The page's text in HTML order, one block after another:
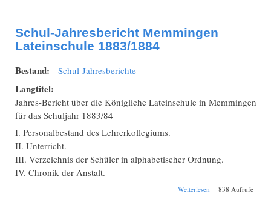
Schul-Jahresbericht Memmingen
Lateinschule 1883/1884
Bestand: Schul-Jahresberichte
Langtitel:
Jahres-Bericht über die Königliche Lateinschule in Memmingen
für das Schuljahr 1883/84
I. Personalbestand des Lehrerkollegiums.
II. Unterricht.
III. Verzeichnis der Schüler in alphabetischer Ordnung.
IV. Chronik der Anstalt.
Weiterlesen über Schul-
838 Aufrufe